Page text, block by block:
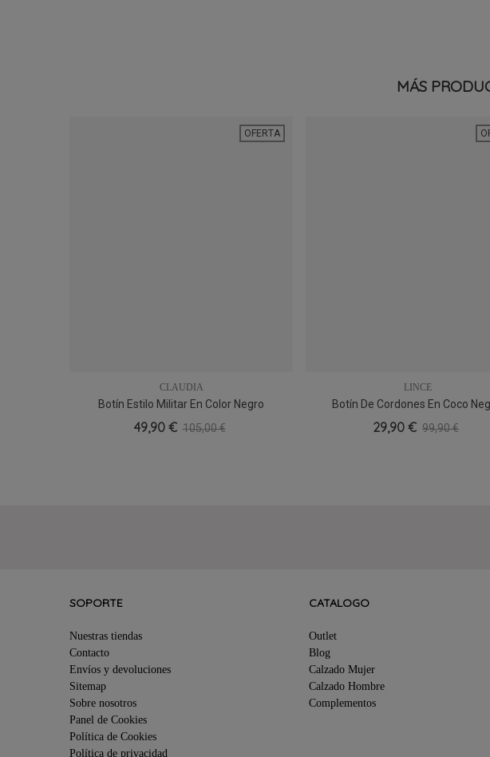
MÁS
OFERTA
37
CLAUDIA
Botín Estilo Militar En Color Negro
49,90 € 105,00 €
36 37 39
LINCE
Botín De Cordones En Coco
29,90 € 99,90 €
SOPORTE
Nuestras tiendas
Contacto
Envíos y devoluciones
Sitemap
Sobre nosotros
Panel de Cookies
Política de Cookies
Política de privacidad
CATALOGO
Outlet
Blog
Calzado Mujer
Calzado Hombre
Complementos